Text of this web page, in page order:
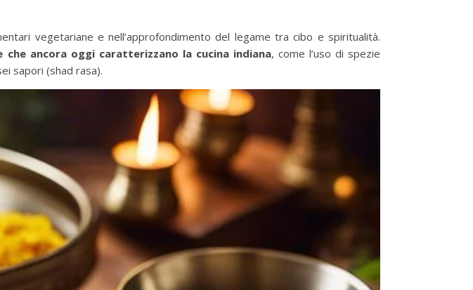
vegetariane e nell’approfondimento del legame tra cibo e spiritualità.
ancora oggi caratterizzano la cucina indiana, come l’uso di spezie
sapori (shad rasa).